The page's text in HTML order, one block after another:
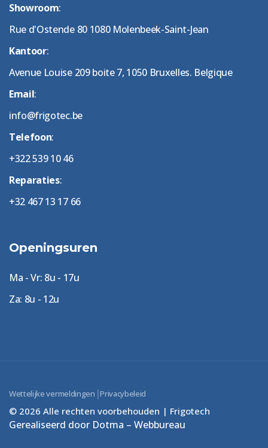
Showroom:
Rue d'Ostende 80 1080 Molenbeek-Saint-Jean
Kantoor:
Avenue Louise 209 boite 7, 1050 Bruxelles. Belgique
Email:
info@frigotec.be
Telefoon:
+322 539 10 46
Reparaties:
+32 467 13 17 66
Openingsuren
Ma - Vr: 8u - 17u
Za: 8u - 12u
Wettelijke vermeldingen |Privacybeleid
© 2026 Alle rechten voorbehouden | Frigotech
Gerealiseerd door Dotma – Webbureau